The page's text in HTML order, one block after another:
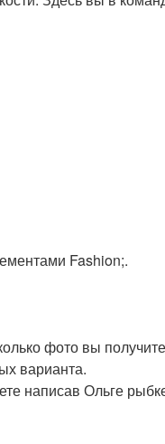
Fashion;.
фото вы
варианта.
написав Ольге